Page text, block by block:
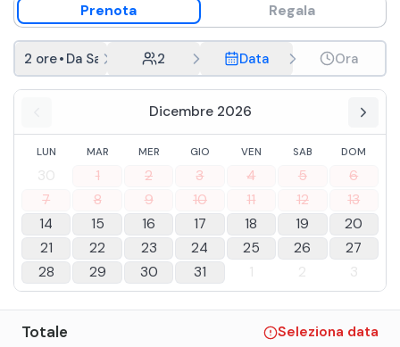
Prenota Regala
2 ore• Da San Cassiano
2 Data Ora
Dicembre 2026
LUN MAR MER GIO VEN SAB DOM
30 1 2 3 4 5
6
7
8 9 10 11 12
13
14
15 16 17 18 19
20
21
22 23 24 25 26
27
28
29 30 31 1 2 3
Totale Seleziona data